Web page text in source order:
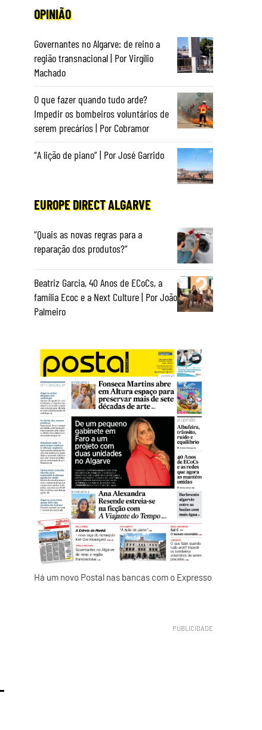
OPINIÃO
Governantes no Algarve: de reino a
região transnacional | Por Virgílio
Machado
O que fazer quando tudo arde?
Impedir os bombeiros voluntários de
serem precários | Por Cobramor
“A lição de piano” | Por José Garrido
EUROPE DIRECT ALGARVE
“Quais as novas regras para a
reparação dos produtos?”
Beatriz Garcia, 40 Anos de ECoCs, a
família Ecoc e a Next Culture | Por João
Palmeiro
Há um novo Postal nas bancas com o Expresso